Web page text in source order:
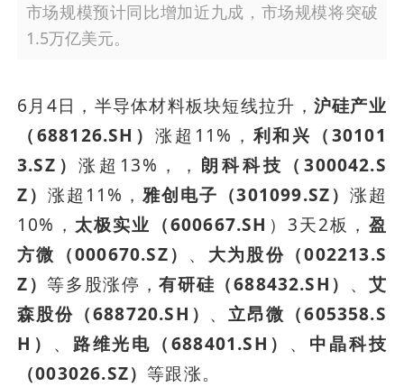
市场规模预计同比增加近九成，市场规模将突破
1.5万亿美元。
6月4日，半导体材料板块短线拉升， 沪硅产业
（688126.SH）涨超11%， 利和兴（30101
3.SZ）涨超13%，，朗科科技（300042.S
Z） 涨超11%， 雅创电子（301099.SZ） 涨超
10%， 太极实业（600667.SH ）3天2板， 盈
方微（000670.SZ） 、 大为股份（002213.S
Z）等多股涨停，有研硅（688432.SH） 、 艾
森股份（688720.SH） 、立昂微（605358.S
H） 、 路维光电（688401.SH） 、 中晶科技
（003026.SZ）等跟涨。